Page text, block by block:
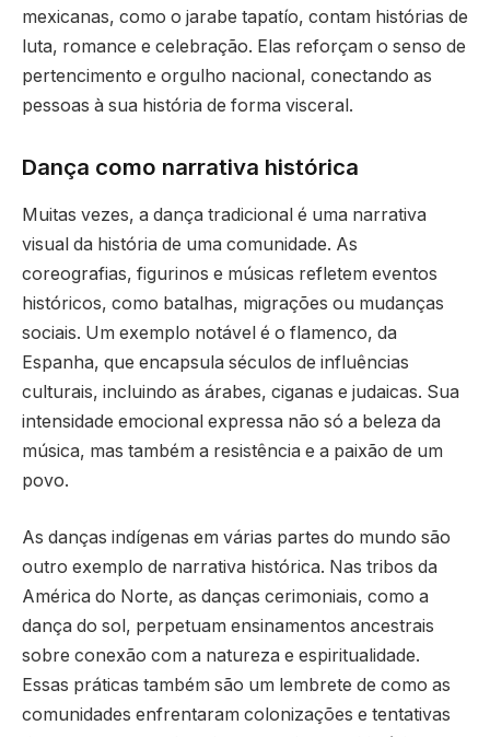
mexicanas, como o jarabe tapatío, contam histórias de
luta, romance e celebração. Elas reforçam o senso de
pertencimento e orgulho nacional, conectando as
pessoas à sua história de forma visceral.
Dança como narrativa histórica
Muitas vezes, a dança tradicional é uma narrativa
visual da história de uma comunidade. As
coreografias, figurinos e músicas refletem eventos
históricos, como batalhas, migrações ou mudanças
sociais. Um exemplo notável é o flamenco, da
Espanha, que encapsula séculos de influências
culturais, incluindo as árabes, ciganas e judaicas. Sua
intensidade emocional expressa não só a beleza da
música, mas também a resistência e a paixão de um
povo.
As danças indígenas em várias partes do mundo são
outro exemplo de narrativa histórica. Nas tribos da
América do Norte, as danças cerimoniais, como a
dança do sol, perpetuam ensinamentos ancestrais
sobre conexão com a natureza e espiritualidade.
Essas práticas também são um lembrete de como as
comunidades enfrentaram colonizações e tentativas